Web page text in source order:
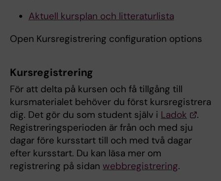
Aktuell kursplan och litteraturlista
Open Kursregistrering configuration options
Kursregistrering
För att delta på kursen och få tillgång till
kursmaterialet behöver du först kursregistrera
dig. Det gör du som student själv i Ladok
.
Registreringsperioden är från och med sju
dagar före kursstart till och med två dagar
efter kursstart. Du kan läsa mer om
registrering på sidan webbregistrering.